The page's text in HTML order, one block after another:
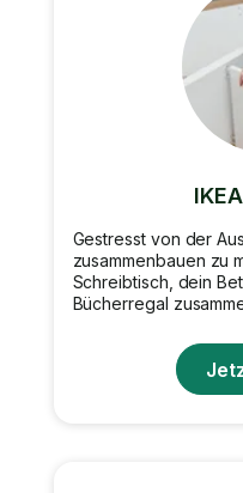
Gestresst von der
zusammenbauen zu
Schreibtisch, dein
Bücherregal